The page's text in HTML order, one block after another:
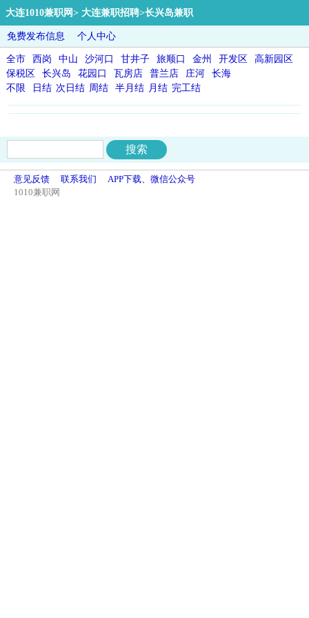
大连1010兼职网> 大连兼职招聘>长兴岛兼职
免费发布信息 个人中心
全市 西岗 中山 沙河口 甘井子 旅顺口 金州 开发区
高新园区
保税区
长兴岛 花园口 瓦房店 普兰店 庄河
长海
不限
日结 次日结 周结 半月结 月结 完工结
意见反馈 联系我们
APP下载、微信公众号
1010兼职网